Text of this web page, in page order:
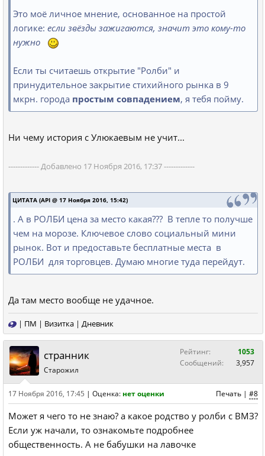
Это моё личное мнение, основанное на простой
логике: если звёзды зажигаются, значит это кому-то
нужно
Если ты считаешь открытие "Ролби" и
принудительное закрытие стихийного рынка в 9
мкрн. города простым совпадением, я тебя пойму.
Ни чему история с Улюкаевым не учит...
------------- Добавлено 17 Ноября 2016, 17:37 -------------
ЦИТАТА (API @ 17 Ноября 2016, 15:42)
. А в РОЛБИ цена за место какая??? В тепле то получше
чем на морозе. Ключевое слово социальный мини
рынок. Вот и предоставьте бесплатные места в
РОЛБИ для торговцев. Думаю многие туда перейдут.
Да там место вообще не удачное.
| ПМ | Визитка | Дневник
странник
Старожил
Рейтинг:
1053
Сообщений:
3,957
Печать | #8
17 Ноября 2016, 17:45 | Оценка: нет оценки
Может я чего то не знаю? а какое родство у ролби с ВМЗ?
Если уж начали, то ознакомьте подробнее
общественность. А не бабушки на лавочке